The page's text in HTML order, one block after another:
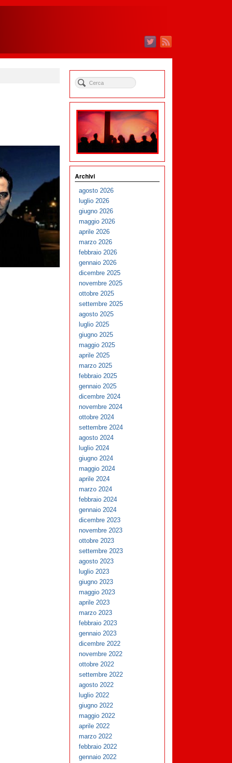
Archivi
agosto 2026
luglio 2026
giugno 2026
maggio 2026
aprile 2026
marzo 2026
febbraio 2026
gennaio 2026
dicembre 2025
novembre 2025
ottobre 2025
settembre 2025
agosto 2025
luglio 2025
giugno 2025
maggio 2025
aprile 2025
marzo 2025
febbraio 2025
gennaio 2025
dicembre 2024
novembre 2024
ottobre 2024
settembre 2024
agosto 2024
luglio 2024
giugno 2024
maggio 2024
aprile 2024
marzo 2024
febbraio 2024
gennaio 2024
dicembre 2023
novembre 2023
ottobre 2023
settembre 2023
agosto 2023
luglio 2023
giugno 2023
maggio 2023
aprile 2023
marzo 2023
febbraio 2023
gennaio 2023
dicembre 2022
novembre 2022
ottobre 2022
settembre 2022
agosto 2022
luglio 2022
giugno 2022
maggio 2022
aprile 2022
marzo 2022
febbraio 2022
gennaio 2022